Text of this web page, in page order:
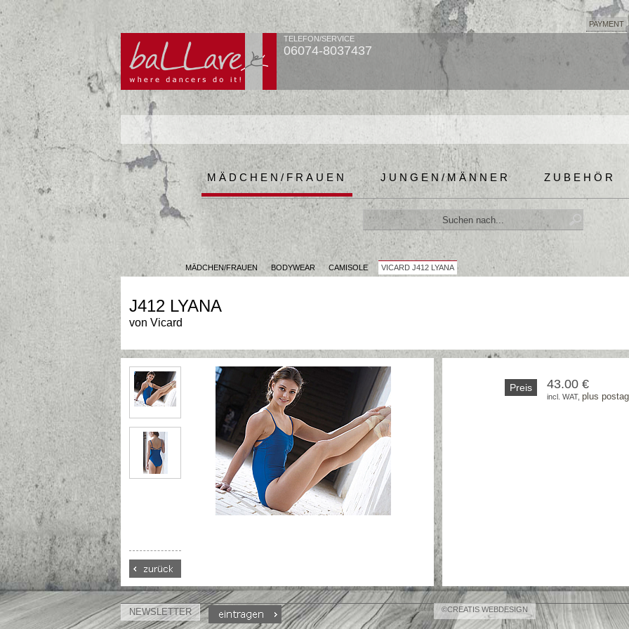
PAYMENT
TELEFON/SERVICE
06074-8037437
MÄDCHEN/FRAUEN JUNGEN/MÄNNER ZUBEHÖR
MÄDCHEN/FRAUEN BODYWEAR CAMISOLE VICARD J412 LYANA
J412 LYANA
von Vicard
Preis 43.00 €
incl. WAT, plus
NEWSLETTER ©CREATIS WEBDESIGN